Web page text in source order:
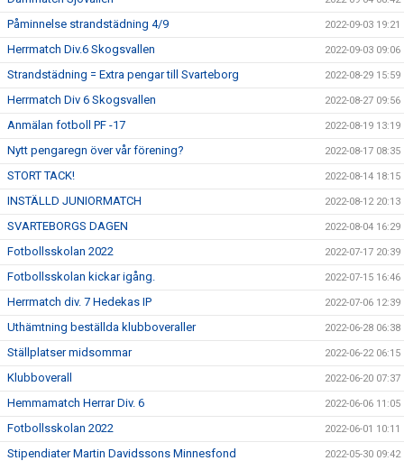
Påminnelse strandstädning 4/9 2022-09-03 19:21
Herrmatch Div.6 Skogsvallen 2022-09-03 09:06
Strandstädning = Extra pengar till Svarteborg 2022-08-29 15:59
Herrmatch Div 6 Skogsvallen 2022-08-27 09:56
Anmälan fotboll PF -17 2022-08-19 13:19
Nytt pengaregn över vår förening? 2022-08-17 08:35
STORT TACK! 2022-08-14 18:15
INSTÄLLD JUNIORMATCH 2022-08-12 20:13
SVARTEBORGS DAGEN 2022-08-04 16:29
Fotbollsskolan 2022 2022-07-17 20:39
Fotbollsskolan kickar igång. 2022-07-15 16:46
Herrmatch div. 7 Hedekas IP 2022-07-06 12:39
Uthämtning beställda klubboveraller 2022-06-28 06:38
Ställplatser midsommar 2022-06-22 06:15
Klubboverall 2022-06-20 07:37
Hemmamatch Herrar Div. 6 2022-06-06 11:05
Fotbollsskolan 2022 2022-06-01 10:11
Stipendiater Martin Davidssons Minnesfond 2022-05-30 09:42